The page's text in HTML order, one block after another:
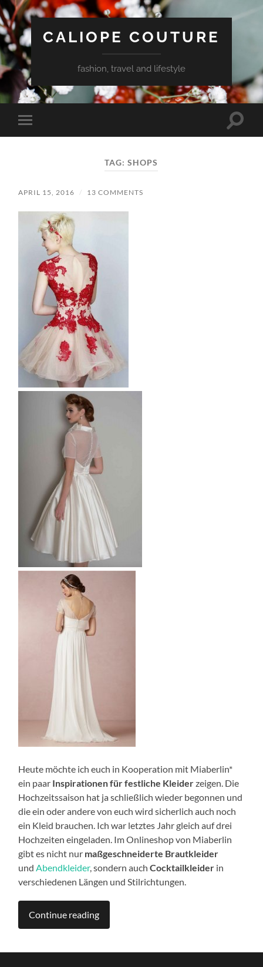
CALIOPE COUTURE
fashion, travel and lifestyle
Toggle
mobile
Toggle
TAG:SHOPS
APRIL 15, 2016 / 13 COMMENTS
Heute möchte ich euch in Kooperation mit Miaberlin*
ein paar Inspirationen für festliche Kleiderzeigen. Die
Hochzeitssaison hat ja schließlich wieder begonnen und
die ein oder andere von euch wird sicherlich auch noch
ein Kleid brauchen. Ich war letztes Jahr gleich auf drei
Hochzeiten eingeladen. Im Onlineshop von Miaberlin
gibt es nicht nur maßgeschneiderte Brautkleider
undAbendkleider, sondern auchCocktailkleider in
verschiedenen Längen und Stilrichtungen.
Continue reading